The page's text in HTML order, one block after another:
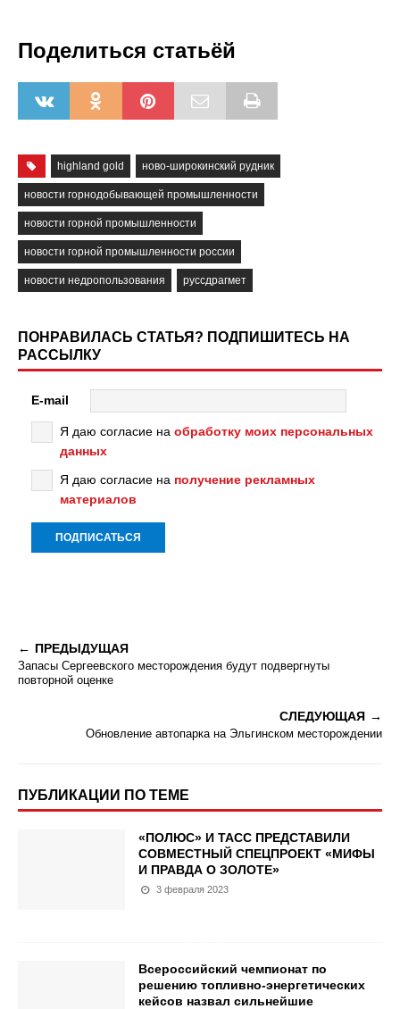
Поделиться статьёй
highland gold ново-широкинский рудник
новости горнодобывающей промышленности
новости горной промышленности
новости горной промышленности россии
новости недропользования руссдрагмет
ПОНРАВИЛАСЬ СТАТЬЯ? ПОДПИШИТЕСЬ НА
РАССЫЛКУ
E-mail
Я даю согласие на обработку моих персональных
данных
Я даю согласие на получение рекламных
материалов
ПРЕДЫДУЩАЯ
Запасы Сергеевского месторождения будут подвергнуты
повторной оценке
СЛЕДУЮЩАЯ
Обновление автопарка на Эльгинском месторождении
ПУБЛИКАЦИИ ПО ТЕМЕ
«ПОЛЮС» И ТАСС ПРЕДСТАВИЛИ
СОВМЕСТНЫЙ СПЕЦПРОЕКТ «МИФЫ
И ПРАВДА О ЗОЛОТЕ»
3 февраля 2023
Всероссийский чемпионат по
решению топливно-энергетических
кейсов назвал сильнейшие